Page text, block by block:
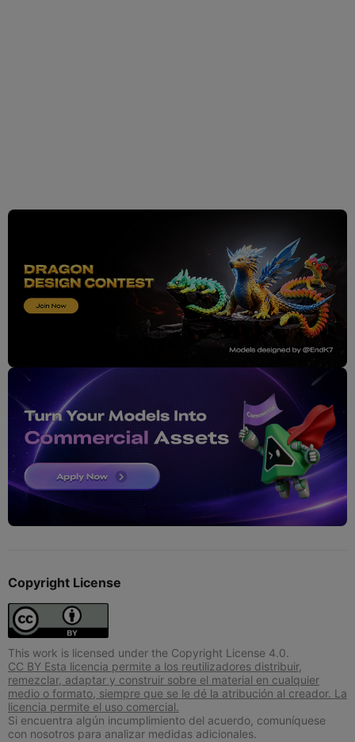
Copyright License
This work is licensed under the Copyright License 4.0.
CC BY Esta licencia permite a los reutilizadores distribuir,
remezclar, adaptar y construir sobre el material en cualquier
medio o formato, siempre que se le dé la atribución al creador. La
licencia permite el uso comercial.
Si encuentra algún incumplimiento del acuerdo, comuníquese
con nosotros para analizar medidas adicionales.